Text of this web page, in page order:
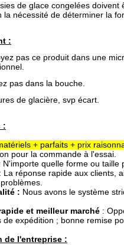
de glace congelées doivent
la nécessité de déterminer la
:
pas ce produit dans une
pas dans la bouche.
de glacière, svp écart.
:
+ parfaits + prix
pour la commande à l'essai.
N'importe quelle forme ou taille
: La réponse rapide aux clients,
: Nous avons le système
et meilleur marché :
de expédition ; bonne remise
de l'entreprise :